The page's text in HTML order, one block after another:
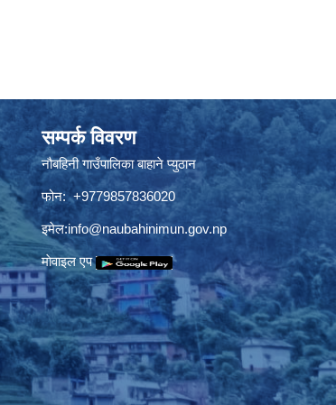
सम्पर्क विवरण
नौबहिनी गाउँपालिका बाहाने प्युठान
फोन: +9779857836020
इमेल:info@naubahinimun.gov.np
माेवाइल एप